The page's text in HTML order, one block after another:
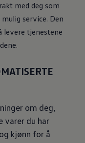
med deg som
service. Den
levere tjenestene
om deg,
varer du har
kjønn for å